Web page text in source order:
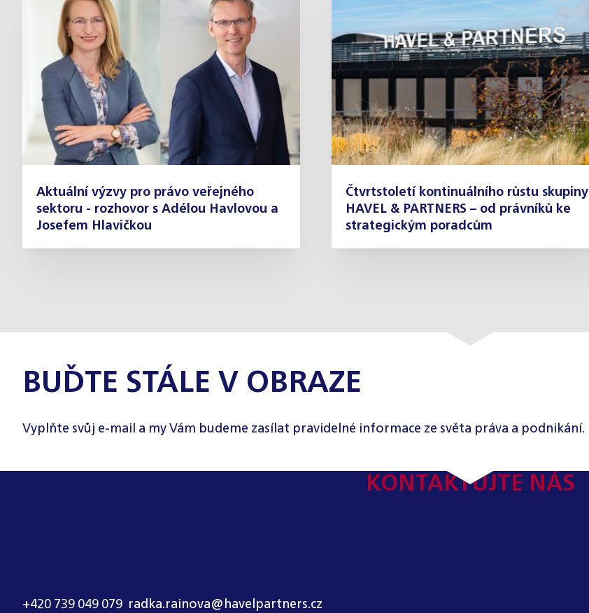
Aktuální výzvy pro právo veřejného
sektoru - rozhovor s Adélou Havlovou a
Josefem Hlavičkou
Čtvrtstoletí kontinuálního růstu skupiny
HAVEL & PARTNERS – od právníků ke
strategickým poradcům
BUĎTE STÁLE V OBRAZE
Vyplňte svůj e-mail a my Vám budeme zasílat pravidelné informace ze světa práva a podnikání.
KONTAKTUJTE NÁS
+420 739 049 079 radka.rainova@havelpartners.cz